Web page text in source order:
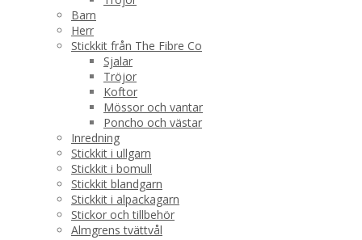
Barn
Herr
Stickkit från The Fibre Co
Sjalar
Tröjor
Koftor
Mössor och vantar
Poncho och västar
Inredning
Stickkit i ullgarn
Stickkit i bomull
Stickkit blandgarn
Stickkit i alpackagarn
Stickor och tillbehör
Almgrens tvättvål